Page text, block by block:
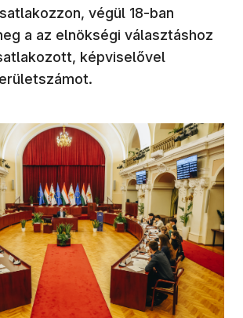
végül 18-ban
a az elnökségi választáshoz
képviselővel